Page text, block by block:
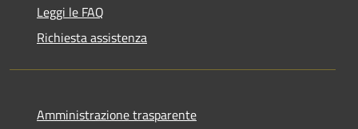
Leggi le FAQ
Richiesta assistenza
Amministrazione trasparente